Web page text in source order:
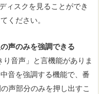
ィスクを見ることができ
ください。
声のみを強調できる
り音声」と言機能がありま
音を強調する機能で、番
声部分のみを押し出すこ